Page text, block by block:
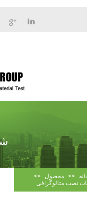
>> محصول
>>
نصب متالوگرافی